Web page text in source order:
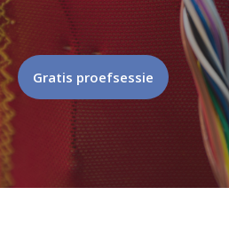
Gratis proefsessie